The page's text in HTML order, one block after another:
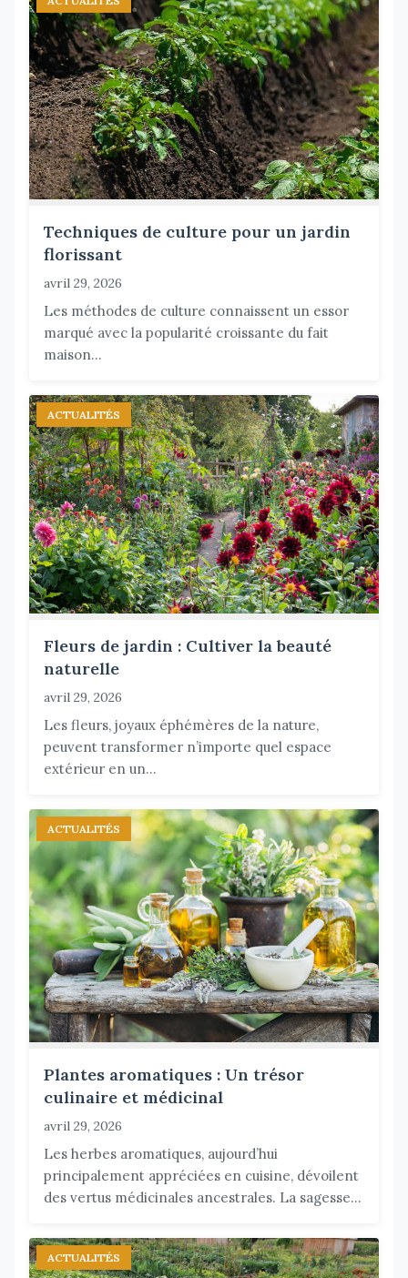
Techniques de culture pour un jardin
florissant
avril 29, 2026
Les méthodes de culture connaissent un essor
marqué avec la popularité croissante du fait
maison...
ACTUALITÉS
Fleurs de jardin : Cultiver la beauté
naturelle
avril 29, 2026
Les fleurs, joyaux éphémères de la nature,
peuvent transformer n’importe quel espace
extérieur en un...
ACTUALITÉS
Plantes aromatiques : Un trésor
culinaire et médicinal
avril 29, 2026
Les herbes aromatiques, aujourd’hui
principalement appréciées en cuisine, dévoilent
des vertus médicinales ancestrales. La sagesse...
ACTUALITÉS